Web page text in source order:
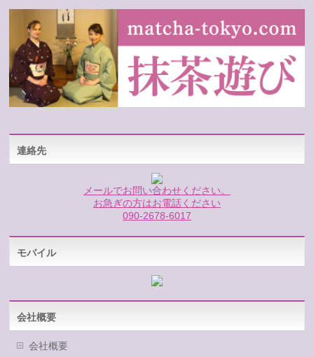
連絡先
メールでお問い合わせください。
お急ぎの方はお電話ください
090-2678-6017
モバイル
会社概要
会社概要